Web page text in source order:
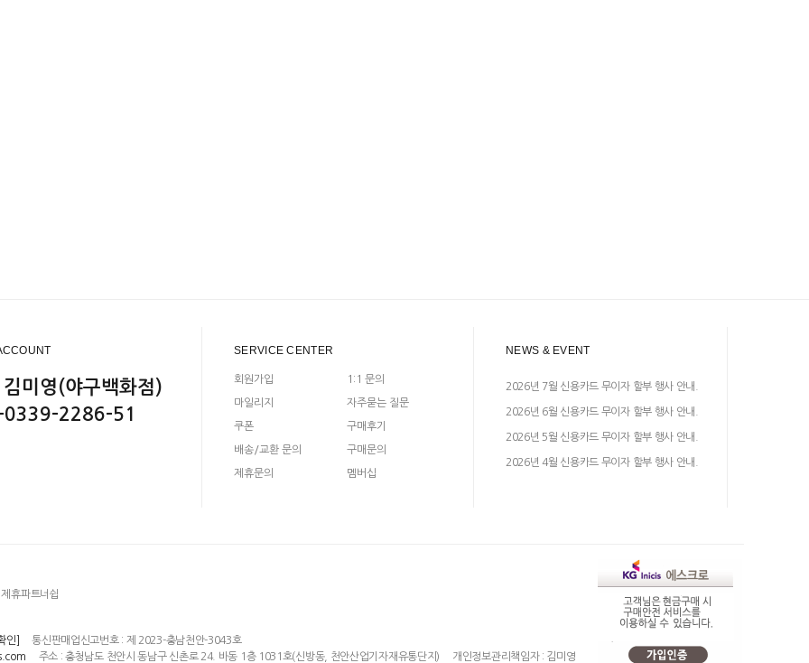
미영(야구백화점)
2286-51
SERVICE CENTER
회원가입
마일리지
쿠폰
배송/교환 문의
제휴문의
1:1 문의
자주묻는 질문
구매후기
구매문의
멤버십
NEWS & EVENT
2026년 7월 신용카드 무이자 할부 행사 안내.
2026년 6월 신용카드 무이자 할부 행사 안내.
2026년 5월 신용카드 무이자 할부 행사 안내.
2026년 4월 신용카드 무이자 할부 행사 안내.
제휴파트너쉽
인]
통신판매업신고번호 : 제 2023-충남천안-3043호
주소 : 충청남도 천안시 동남구 신촌로 24. 바동 1층 1031호(신방동, 천안산업기자재유통단지) 개인정보관리책임자 : 김미영